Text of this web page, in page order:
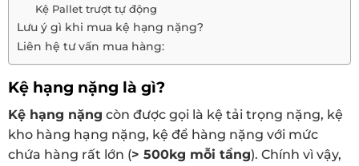
Kệ Pallet trượt tự động
Lưu ý gì khi mua kệ hạng nặng?
Liên hệ tư vấn mua hàng:
Kệ hạng nặng là gì?
Kệ hạng nặng còn được gọi là kệ tải trọng nặng, kệ
kho hàng hạng nặng, kệ để hàng nặng với mức
chứa hàng rất lớn (> 500kg mỗi tầng). Chính vì vậy,